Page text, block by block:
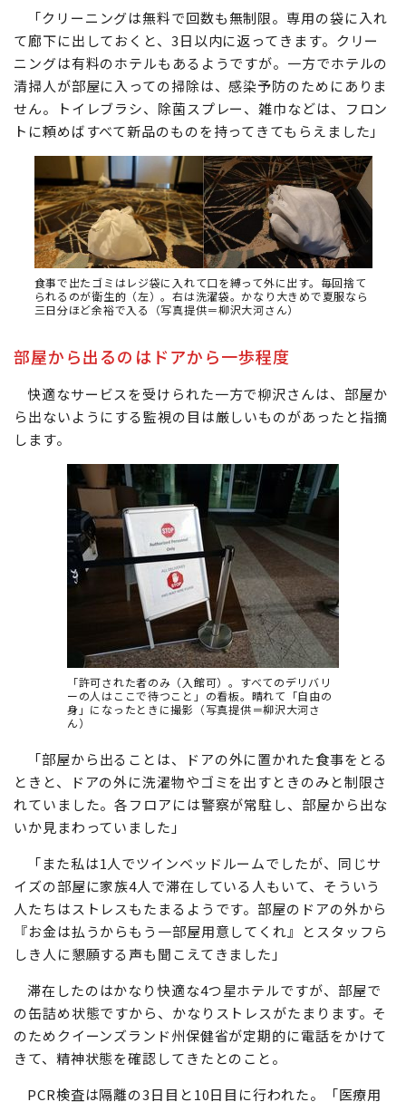
「クリーニングは無料で回数も無制限。専用の袋に入れ
て廊下に出しておくと、3日以内に返ってきます。クリー
ニングは有料のホテルもあるようですが。一方でホテルの
清掃人が部屋に入っての掃除は、感染予防のためにありま
せん。トイレブラシ、除菌スプレー、雑巾などは、フロン
トに頼めばすべて新品のものを持ってきてもらえました」
食事で出たゴミはレジ袋に入れて口を縛って外に出す。毎回捨て
られるのが衛生的（左）。右は洗濯袋。かなり大きめで夏服なら
三日分ほど余裕で入る（写真提供＝柳沢大河さん）
部屋から出るのはドアから一歩程度
快適なサービスを受けられた一方で柳沢さんは、部屋か
ら出ないようにする監視の目は厳しいものがあったと指摘
します。
「許可された者のみ（入館可）。すべてのデリバリ
ーの人はここで待つこと」の看板。晴れて「自由の
身」になったときに撮影（写真提供＝柳沢大河さ
ん）
「部屋から出ることは、ドアの外に置かれた食事をとる
ときと、ドアの外に洗濯物やゴミを出すときのみと制限さ
れていました。各フロアには警察が常駐し、部屋から出な
いか見まわっていました」
「また私は1人でツインベッドルームでしたが、同じサ
イズの部屋に家族4人で滞在している人もいて、そういう
人たちはストレスもたまるようです。部屋のドアの外から
『お金は払うからもう一部屋用意してくれ』とスタッフら
しき人に懇願する声も聞こえてきました」
滞在したのはかなり快適な4つ星ホテルですが、部屋で
の缶詰め状態ですから、かなりストレスがたまります。そ
のためクイーンズランド州保健省が定期的に電話をかけて
きて、精神状態を確認してきたとのこと。
PCR検査は隔離の3日目と10日目に行われた。「医療用